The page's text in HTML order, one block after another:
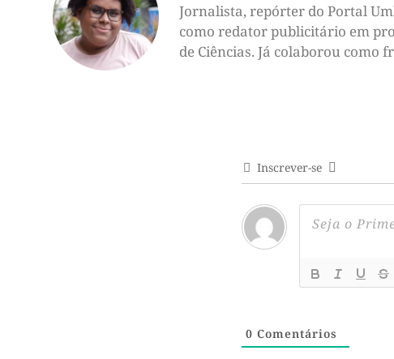
Jornalista, repórter do Portal
como redator publicitário em
de Ciências. Já colaborou como
Inscrever-se
0 Comentários